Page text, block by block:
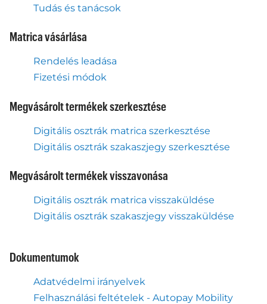
Tudás és tanácsok
Matrica vásárlása
Rendelés leadása
Fizetési módok
Megvásárolt termékek szerkesztése
Digitális osztrák matrica szerkesztése
Digitális osztrák szakaszjegy szerkesztése
Megvásárolt termékek visszavonása
Digitális osztrák matrica visszaküldése
Digitális osztrák szakaszjegy visszaküldése
Dokumentumok
Adatvédelmi irányelvek
Felhasználási feltételek - Autopay Mobility